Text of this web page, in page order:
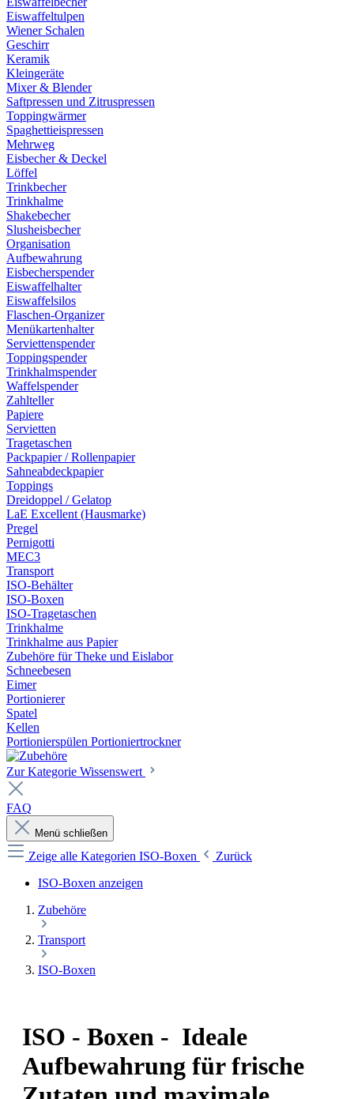
Eiswaffeltulpen
Wiener Schalen
Geschirr
Keramik
Kleingeräte
Mixer & Blender
Saftpressen und Zitruspressen
Toppingwärmer
Spaghettieispressen
Mehrweg
Eisbecher & Deckel
Löffel
Trinkbecher
Trinkhalme
Shakebecher
Slusheisbecher
Organisation
Aufbewahrung
Eisbecherspender
Eiswaffelhalter
Eiswaffelsilos
Flaschen-Organizer
Menükartenhalter
Serviettenspender
Toppingspender
Trinkhalmspender
Waffelspender
Zahlteller
Papiere
Servietten
Tragetaschen
Packpapier / Rollenpapier
Sahneabdeckpapier
Toppings
Dreidoppel / Gelatop
LaE Excellent (Hausmarke)
Pregel
Pernigotti
MEC3
Transport
ISO-Behälter
ISO-Boxen
ISO-Tragetaschen
Trinkhalme
Trinkhalme aus Papier
Zubehöre für Theke und Eislabor
Schneebesen
Eimer
Portionierer
Spatel
Kellen
Portionierspülen Portioniertrockner
Zur Kategorie Wissenswert
FAQ
Menü schließen
Zeige alle Kategorien ISO-Boxen
Zurück
ISO-Boxen anzeigen
Zubehöre
Transport
ISO-Boxen
ISO - Boxen - Ideale
Aufbewahrung für frische